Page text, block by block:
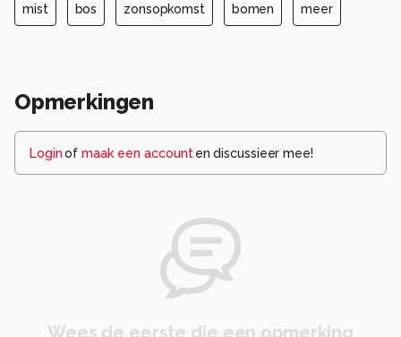
mist bos zonsopkomst bomen meer
Opmerkingen
Loginof maak een account en discussieer mee!
Wees de eerste die een opmerking